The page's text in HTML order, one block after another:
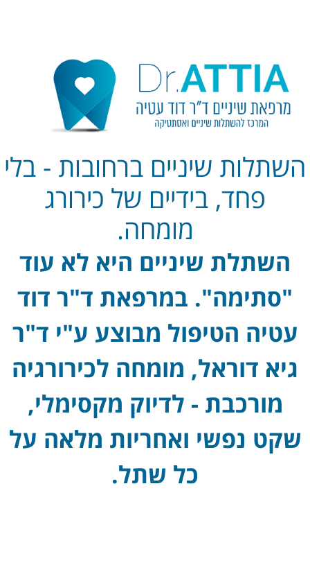
השתלות שיניים ברחובות - בלי
פחד, בידיים של כירורג
מומחה.
השתלת שיניים היא לא עוד
"סתימה". במרפאת ד"ר דוד
עטיה הטיפול מבוצע ע"י ד"ר
גיא דוראל, מומחה לכירורגיה
מורכבת - לדיוק מקסימלי,
שקט נפשי ואחריות מלאה על
כל שתל.